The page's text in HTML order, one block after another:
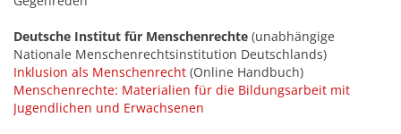
Deutsche Institut für Menschenrechte (unabhängige
Nationale Menschenrechtsinstitution Deutschlands)
Inklusion als Menschenrecht (Online Handbuch)
Menschenrechte: Materialien für die Bildungsarbeit mit
Jugendlichen und Erwachsenen